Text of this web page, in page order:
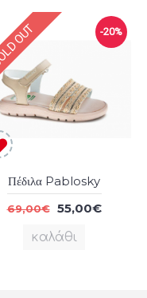
-20%
OUT
Πέδιλα Pablosky
69,00€ 55,00€
καλάθι